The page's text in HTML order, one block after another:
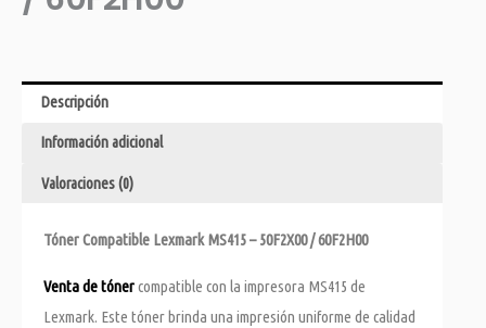
Descripción
Información adicional
Valoraciones (0)
Tóner Compatible Lexmark MS415 – 50F2X00 / 60F2H00
Venta de tónercompatible con la impresora MS415 de
Lexmark. Este tóner brinda una impresión uniforme de calidad